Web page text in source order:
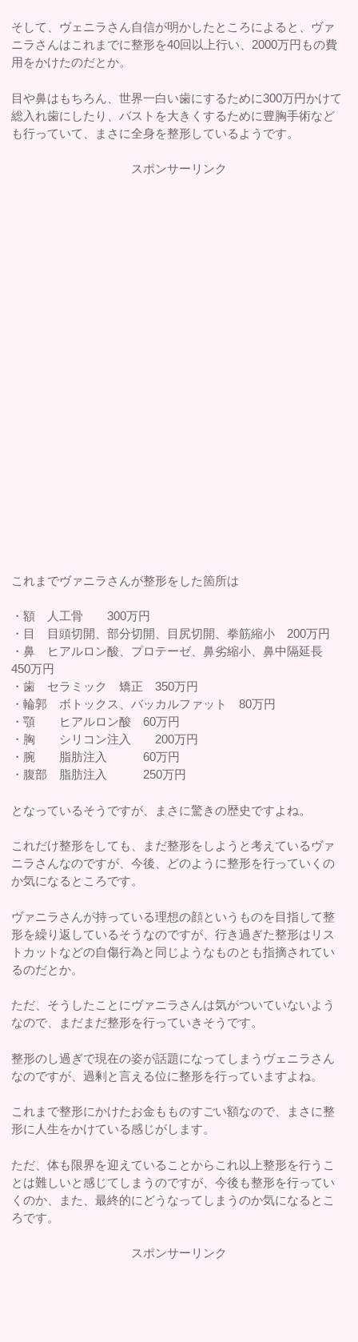
そして、ヴェニラさん自信が明かしたところによると、ヴァ
ニラさんはこれまでに整形を40回以上行い、2000万円もの費
用をかけたのだとか。
目や鼻はもちろん、世界一白い歯にするために300万円かけて
総入れ歯にしたり、バストを大きくするために豊胸手術など
も行っていて、まさに全身を整形しているようです。
スポンサーリンク
これまでヴァニラさんが整形をした箇所は
・額 人工骨 300万円
・目 目頭切開、部分切開、目尻切開、拳筋縮小 200万円
・鼻 ヒアルロン酸、プロテーゼ、鼻劣縮小、鼻中隔延長
450万円
・歯 セラミック 矯正 350万円
・輪郭 ボトックス、バッカルファット 80万円
・顎 ヒアルロン酸 60万円
・胸 シリコン注入 200万円
・腕 脂肪注入 60万円
・腹部 脂肪注入 250万円
となっているそうですが、まさに驚きの歴史ですよね。
これだけ整形をしても、まだ整形をしようと考えているヴァ
ニラさんなのですが、今後、どのように整形を行っていくの
か気になるところです。
ヴァニラさんが持っている理想の顔というものを目指して整
形を繰り返しているそうなのですが、行き過ぎた整形はリス
トカットなどの自傷行為と同じようなものとも指摘されてい
るのだとか。
ただ、そうしたことにヴァニラさんは気がついていないよう
なので、まだまだ整形を行っていきそうです。
整形のし過ぎで現在の姿が話題になってしまうヴェニラさん
なのですが、過剰と言える位に整形を行っていますよね。
これまで整形にかけたお金もものすごい額なので、まさに整
形に人生をかけている感じがします。
ただ、体も限界を迎えていることからこれ以上整形を行うこ
とは難しいと感じてしまうのですが、今後も整形を行ってい
くのか、また、最終的にどうなってしまうのか気になるとこ
ろです。
スポンサーリンク